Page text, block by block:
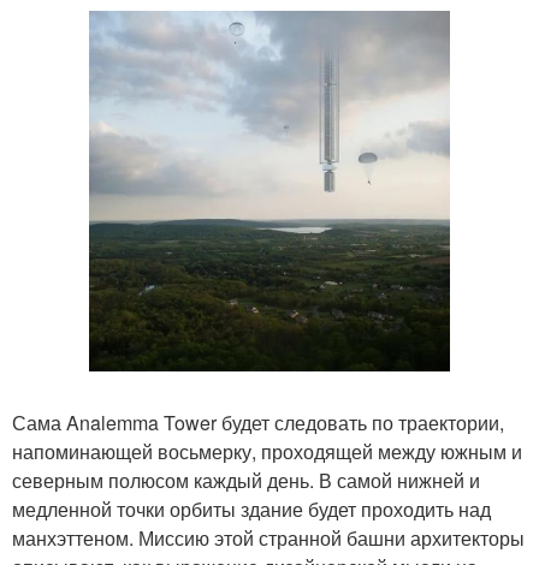
Сама Analemma Tower будет следовать по траектории,
напоминающей восьмерку, проходящей между южным и
северным полюсом каждый день. В самой нижней и
медленной точки орбиты здание будет проходить над
манхэттеном. Миссию этой странной башни архитекторы